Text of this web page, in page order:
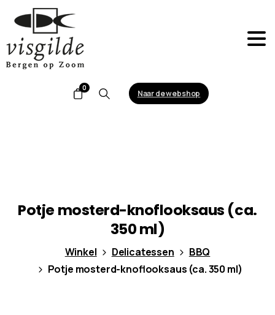
0
Search
Naar de webshop
Potje mosterd-knoflooksaus (ca.
350ml)
Winkel Delicatessen
BBQ
Potje mosterd-knoflooksaus (ca. 350 ml)